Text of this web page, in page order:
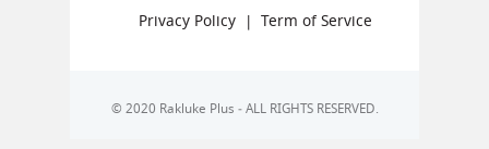
Privacy Policy | Term of Service
© 2020 Rakluke Plus - ALL RIGHTS RESERVED.